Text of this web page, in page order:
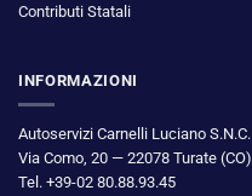
Contributi Statali
INFORMAZIONI
Autoservizi Carnelli Luciano S.N.C.
Via Como, 20 — 22078 Turate (CO)
Tel. +39-02 80.88.93.45